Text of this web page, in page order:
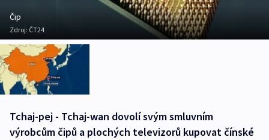
Čip
Zdroj: ČT24
Tchaj-pej - Tchaj-wan dovolí svým smluvním
výrobcům čipů a plochých televizorů kupovat čínské